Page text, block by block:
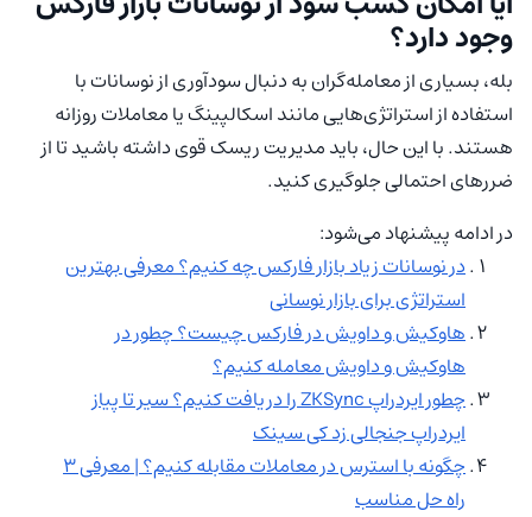
وجود دارد؟
بله، بسیاری از معامله‌گران به دنبال سودآوری از نوسانات با
استفاده از استراتژی‌هایی مانند اسکالپینگ یا معاملات روزانه
هستند. با این حال، باید مدیریت ریسک قوی داشته باشید تا از
ضررهای احتمالی جلوگیری کنید.
در ادامه پیشنهاد می‌شود:
در نوسانات زیاد بازار فارکس چه کنیم؟ معرفی بهترین
استراتژی برای بازار نوسانی
هاوکیش و داویش در فارکس چیست؟ چطور در
هاوکیش و داویش معامله کنیم؟
چطور ایردراپ ZKSync را دریافت کنیم؟ سیر تا پیاز
ایردراپ جنجالی زد کی سینک
چگونه با استرس در معاملات مقابله کنیم؟ | معرفی 3
راه حل مناسب